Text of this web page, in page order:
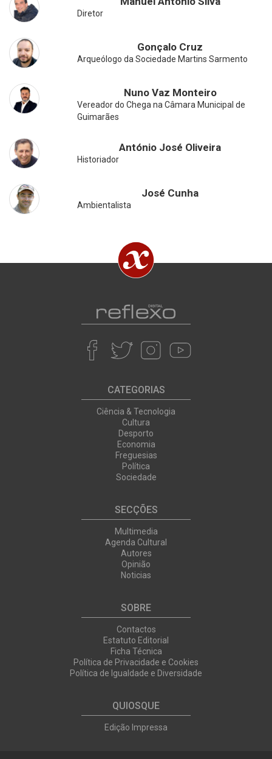
Diretor
Gonçalo Cruz
Arqueólogo da Sociedade Martins Sarmento
Nuno Vaz Monteiro
Vereador do Chega na Câmara Municipal de
Guimarães
António José Oliveira
Historiador
José Cunha
Ambientalista
CATEGORIAS
Ciência & Tecnologia
Cultura
Desporto
Economia
Freguesias
Política
Sociedade
SECÇÕES
Multimedia
Agenda Cultural
Autores
Opinião
Noticias
SOBRE
Contactos
Estatuto Editorial
Ficha Técnica
Política de Privacidade e Cookies
Política de Igualdade e Diversidade
QUIOSQUE
Edição Impressa